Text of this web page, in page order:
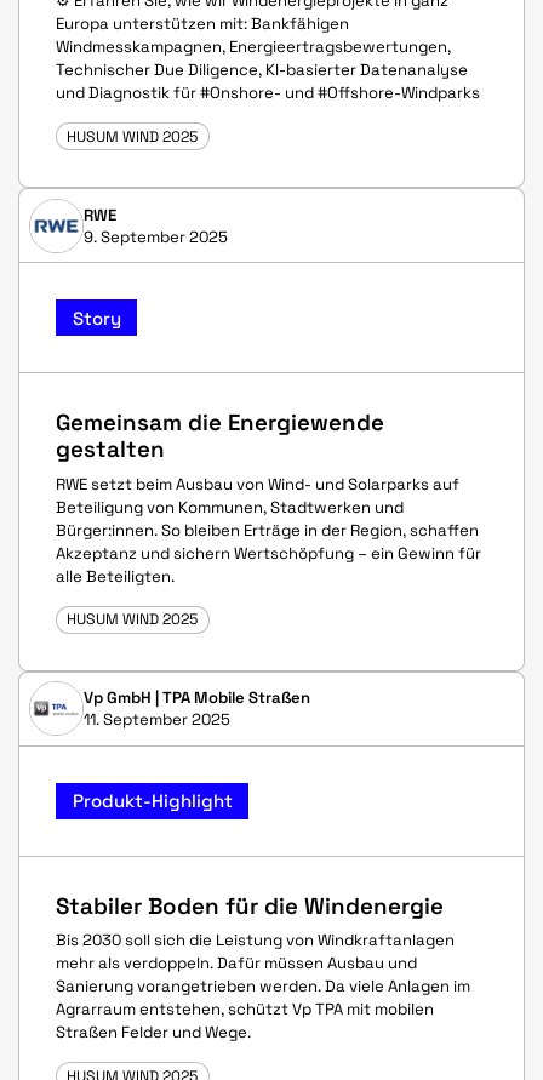
Europa unterstützen mit: Bankfähigen
Windmesskampagnen, Energieertragsbewertungen,
Technischer Due Diligence, KI-basierter Datenanalyse
und Diagnostik für #Onshore- und #Offshore-Windparks
HUSUM WIND 2025
RWE
9. September 2025
Story
Gemeinsam die Energiewende
gestalten
RWE setzt beim Ausbau von Wind- und Solarparks auf
Beteiligung von Kommunen, Stadtwerken und
Bürger:innen. So bleiben Erträge in der Region, schaffen
Akzeptanz und sichern Wertschöpfung – ein Gewinn für
alle Beteiligten.
HUSUM WIND 2025
Vp GmbH | TPA Mobile Straßen
11. September 2025
Produkt-Highlight
Stabiler Boden für die Windenergie
Bis 2030 soll sich die Leistung von Windkraftanlagen
mehr als verdoppeln. Dafür müssen Ausbau und
Sanierung vorangetrieben werden. Da viele Anlagen im
Agrarraum entstehen, schützt Vp TPA mit mobilen
Straßen Felder und Wege.